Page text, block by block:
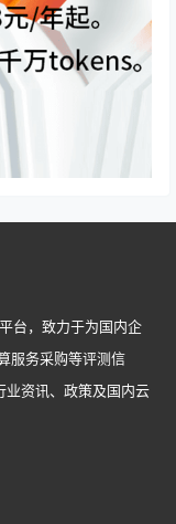
台，致力于为国内企
服务采购等评测信
业资讯、政策及国内云